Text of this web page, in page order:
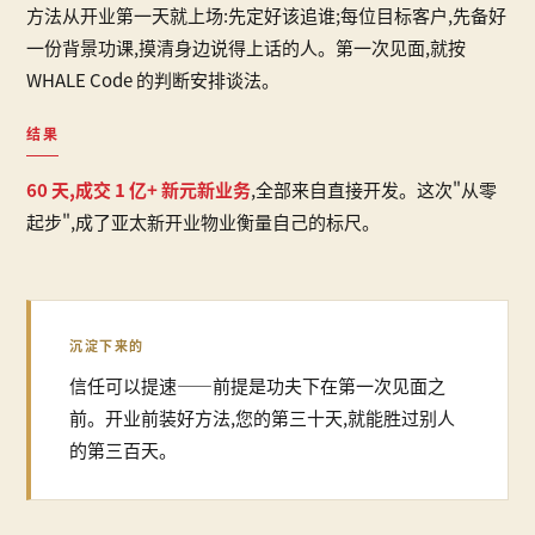
方法从开业第一天就上场:先定好该追谁;每位目标客户,先备好
一份背景功课,摸清身边说得上话的人。第一次见面,就按
WHALE Code 的判断安排谈法。
结果
60 天,成交 1 亿+ 新元新业务,全部来自直接开发。这次"从零
起步",成了亚太新开业物业衡量自己的标尺。
沉淀下来的
信任可以提速——前提是功夫下在第一次见面之
前。开业前装好方法,您的第三十天,就能胜过别人
的第三百天。